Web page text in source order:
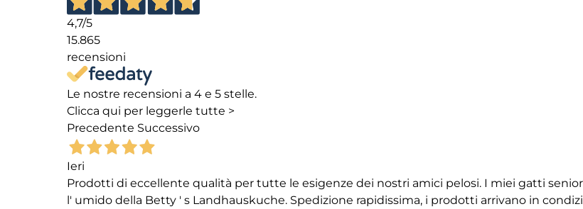
4,7/5
15.865
recensioni
Le nostre recensioni a 4 e 5 stelle.
Clicca qui per leggerle tutte >
Precedente Successivo
Ieri
Prodotti di eccellente qualità per tutte le esigenze dei nostri amici pelosi. I miei gatti
l' umido della Betty ' s Landhauskuche. Spedizione rapidissima, i prodotti arrivano in